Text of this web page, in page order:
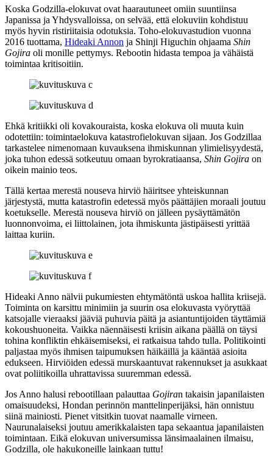
Koska Godzilla-elokuvat ovat haarautuneet omiin suuntiinsa
Japanissa ja Yhdysvalloissa, on selvää, että elokuviin kohdistuu
myös hyvin ristiriitaisia odotuksia. Toho-elokuvastudion vuonna
2016 tuottama, Hideaki Annon ja Shinji Higuchin ohjaama Shin
Gojira oli monille pettymys. Rebootin hidasta tempoa ja vähäistä
toimintaa kritisoitiin.
Ehkä kritiikki oli kovakouraista, koska elokuva oli muuta kuin
odotettiin: toimintaelokuva katastrofielokuvan sijaan. Jos Godzillaa
tarkastelee nimenomaan kuvauksena ihmiskunnan ylimielisyydestä,
joka tuhon edessä sotkeutuu omaan byrokratiaansa, Shin Gojira on
oikein mainio teos.
Tällä kertaa merestä nouseva hirviö häiritsee yhteiskunnan
järjestystä, mutta katastrofin edetessä myös päättäjien moraali joutuu
koetukselle. Merestä nouseva hirviö on jälleen pysäyttämätön
luonnonvoima, ei liittolainen, jota ihmiskunta jästipäisesti yrittää
laittaa kuriin.
Hideaki Anno nälvii pukumiesten ehtymätöntä uskoa hallita kriisejä.
Toiminta on karsittu minimiin ja suurin osa elokuvasta vyöryttää
katsojalle vieraaksi jääviä puhuvia päitä ja asiantuntijoiden täyttämiä
kokoushuoneita. Vaikka näennäisesti kriisin aikana päällä on täysi
tohina konfliktin ehkäisemiseksi, ei ratkaisua tahdo tulla. Politikointi
paljastaa myös ihmisen taipumuksen häikäillä ja kääntää asioita
edukseen. Hirviöiden edessä murskaantuvat rakennukset ja asukkaat
ovat poliitikoilla uhrattavissa suuremman edessä.
Jos Anno halusi rebootillaan palauttaa Gojiran takaisin japanilaisten
omaisuudeksi, Hondan perinnön manttelinperijäksi, hän onnistuu
siinä mainiosti. Pienet vitsitkin tuovat naamalle virneen.
Naurunalaiseksi joutuu amerikkalaisten tapa sekaantua japanilaisten
toimintaan. Eikä elokuvan universumissa länsimaalainen ilmaisu,
Godzilla, ole hakukoneille lainkaan tuttu!